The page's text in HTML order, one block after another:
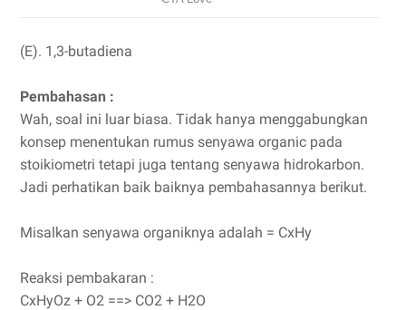
(E). 1,3-butadiena
Pembahasan :
Wah, soal ini luar biasa. Tidak hanya menggabungkan
konsep menentukan rumus senyawa organic pada
stoikiometri tetapi juga tentang senyawa hidrokarbon.
Jadi perhatikan baik baiknya pembahasannya berikut.
Misalkan senyawa organiknya adalah = CxHy
Reaksi pembakaran :
CxHyOz + O2 ==> CO2 + H2O